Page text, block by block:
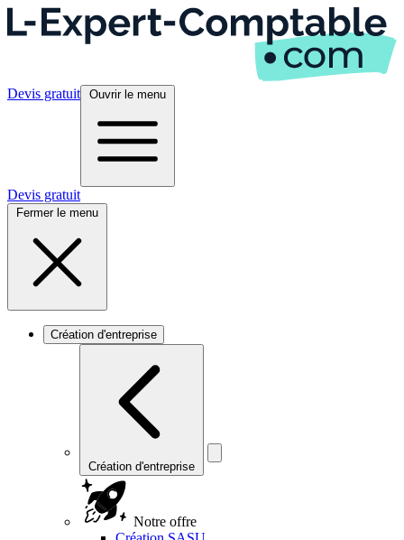
Devis gratuit Ouvrir le menu
Devis gratuit
Fermer le menu
Création d'entreprise
Création d'entreprise
Notre offre